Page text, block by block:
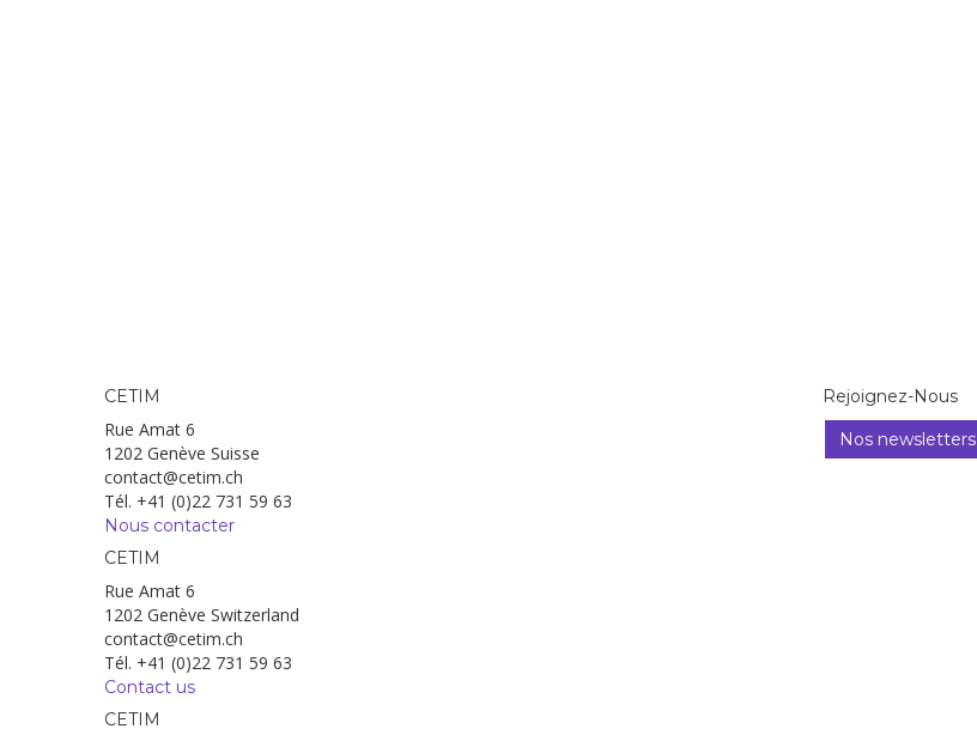
CETIM
Rue Amat 6
1202 Genève Suisse
contact@cetim.ch
Tél. +41 (0)22 731 59 63
Nous contacter
CETIM
Rue Amat 6
1202 Genève Switzerland
contact@cetim.ch
Tél. +41 (0)22 731 59 63
Contact us
CETIM
Rejoignez-Nous
Nos newsletters